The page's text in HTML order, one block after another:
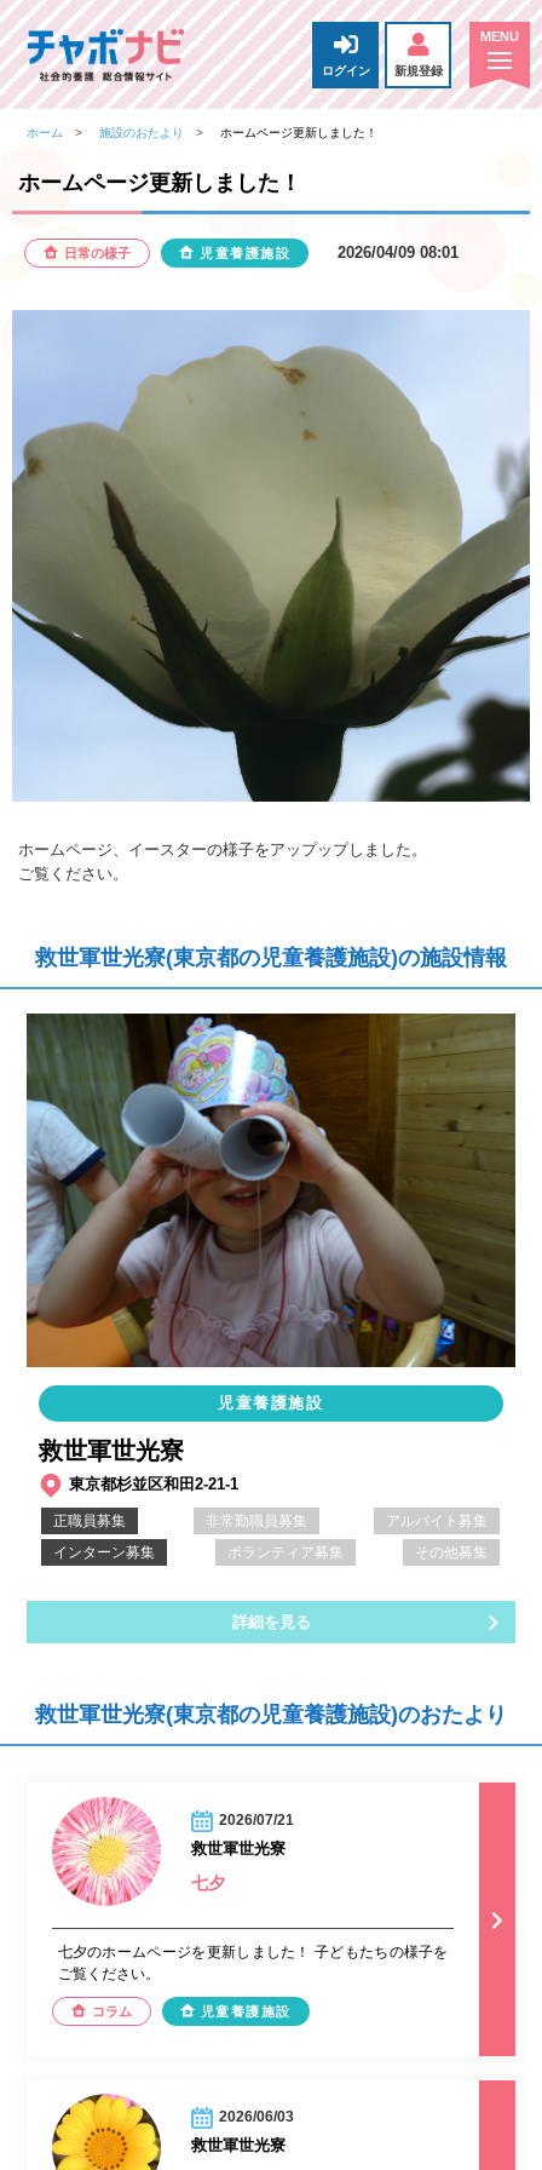
ログイン 新規登録
ホーム 施設のおたより ホームページ更新しました！
ホームページ更新しました！
日常の様子 児童養護施設 2026/04/09 08:01
ホームページ、イースターの様子をアップップしました。
ご覧ください。
救世軍世光寮(東京都の児童養護施設)の施設情報
児童養護施設
救世軍世光寮
東京都杉並区和田2-21-1
正職員募集 非常勤職員募集
アルバイト募集
インターン募集
ボランティア募集 その他募集
詳細を見る
救世軍世光寮(東京都の児童養護施設)のおたより
2026/07/21
救世軍世光寮
七夕
七夕のホームページを更新しました！ 子どもたちの様子を
ご覧ください。
コラム 児童養護施設
2026/06/03
救世軍世光寮